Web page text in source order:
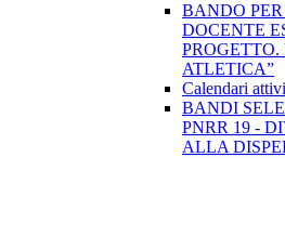
BANDO
DOCENTE
PROGETTO.
ATLETICA”
Calendari
BANDI
PNRR 19 -
ALLA